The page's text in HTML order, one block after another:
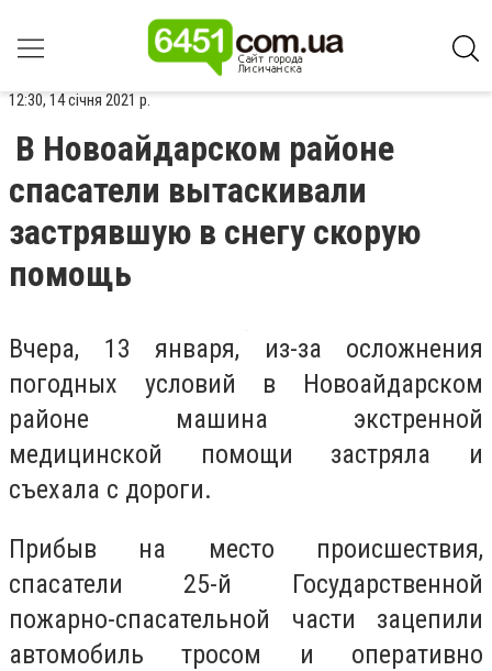
12:30, 14 січня 2021 р.
В Новоайдарском районе
спасатели вытаскивали
застрявшую в снегу скорую
помощь
Вчера, 13 января, из-за осложнения
погодных условий в Новоайдарском
районе машина экстренной
медицинской помощи застряла и
съехала с дороги.
Прибыв на место происшествия,
спасатели 25-й Государственной
пожарно-спасательной части зацепили
автомобиль тросом и оперативно